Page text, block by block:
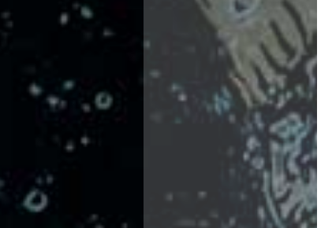
Ricerca Scuole Nuoto
Manuale SNF
Diventa SNF
Propaganda
Norme e documenti
Risultati
Eventi
C. F. Complesso natatorio Foro Italico
C. F. Polo Acquatico Frecciarossa Ostia
C. F. Unipol BluStadium Pietralata
C. F. Polo Acquatico Enel - Valco San Paolo